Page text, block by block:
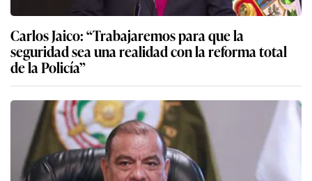
Carlos Jaico: “Trabajaremos para que la
seguridad sea una realidad con la reforma total
de la Policía”